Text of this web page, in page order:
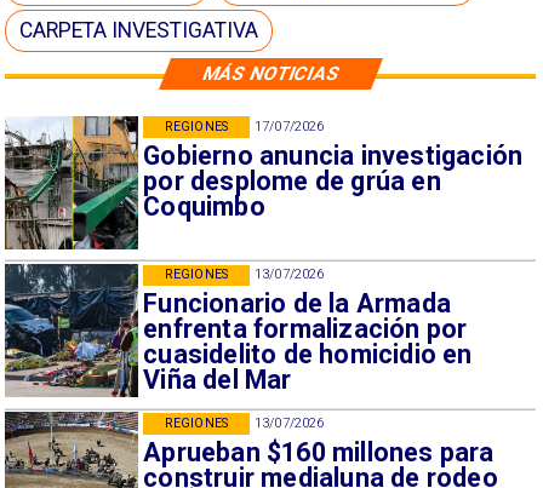
MÁS NOTICIAS
17/07/2026
Gobierno anuncia investigación
por desplome de grúa en
Coquimbo
REGIONES
13/07/2026
Funcionario de la Armada
enfrenta formalización por
cuasidelito de homicidio en
Viña del Mar
REGIONES
13/07/2026
Aprueban $160 millones para
construir medialuna de rodeo
REGIONES
CARPETA INVESTIGATIVA